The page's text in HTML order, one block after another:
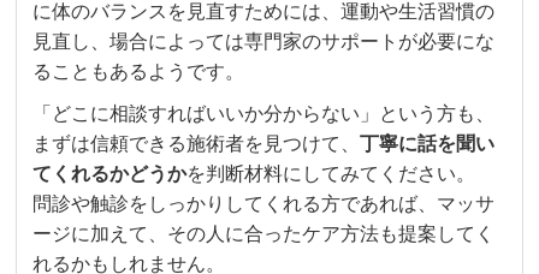
に体のバランスを見直すためには、運動や生活習慣の
見直し、場合によっては専門家のサポートが必要にな
ることもあるようです。
「どこに相談すればいいか分からない」という方も、
まずは信頼できる施術者を見つけて、丁寧に話を聞い
てくれるかどうかを判断材料にしてみてください。
問診や触診をしっかりしてくれる方であれば、マッサ
ージに加えて、その人に合ったケア方法も提案してく
れるかもしれません。